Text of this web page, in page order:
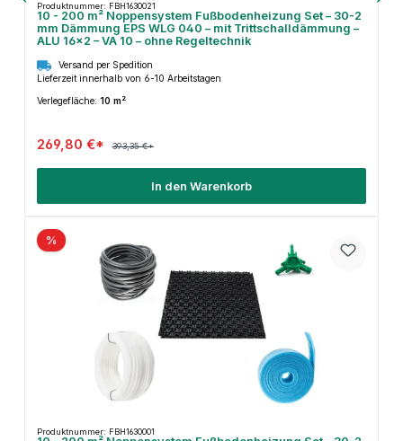
Produktnummer: FBH1630021
10 - 200 m² Noppensystem Fußbodenheizung Set – 30-2
mm Dämmung EPS WLG 040 – mit Trittschalldämmung –
ALU 16×2 – VA 10 – ohne Regeltechnik
Versand per Spedition
Lieferzeit innerhalb von 6-10 Arbeitstagen
Verlegefläche: 10 m²
269,80 €* 393,35 €*
In den Warenkorb
%
Produktnummer: FBH1630001